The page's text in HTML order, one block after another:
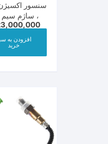
سنسور
، ساژم سیم
گارانتی
افزودن به
خرید